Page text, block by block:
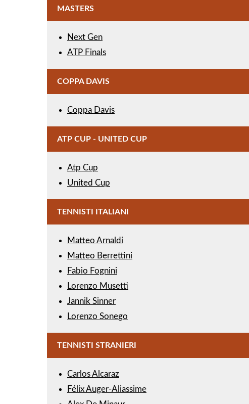
MASTERS
Next Gen
ATP Finals
COPPA DAVIS
Coppa Davis
ATP CUP - UNITED CUP
Atp Cup
United Cup
TENNISTI ITALIANI
Matteo Arnaldi
Matteo Berrettini
Fabio Fognini
Lorenzo Musetti
Jannik Sinner
Lorenzo Sonego
TENNISTI STRANIERI
Carlos Alcaraz
Félix Auger-Aliassime